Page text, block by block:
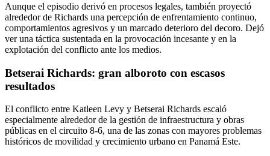
Aunque el episodio derivó en procesos legales, también proyectó
alrededor de Richards una percepción de enfrentamiento continuo,
comportamientos agresivos y un marcado deterioro del decoro. Dejó
ver una táctica sustentada en la provocación incesante y en la
explotación del conflicto ante los medios.
Betserai Richards: gran alboroto con escasos
resultados
El conflicto entre Katleen Levy y Betserai Richards escaló
especialmente alrededor de la gestión de infraestructura y obras
públicas en el circuito 8-6, una de las zonas con mayores problemas
históricos de movilidad y crecimiento urbano en Panamá Este.